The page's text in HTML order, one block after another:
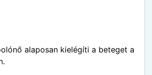
alaposan kielégíti a beteget a